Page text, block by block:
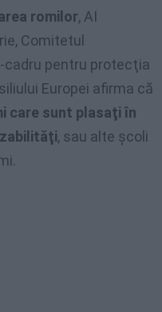
romilor, AI
Comitetul
pentru protecţia
Europei afirma că
care sunt plasaţi în
, sau alte şcoli